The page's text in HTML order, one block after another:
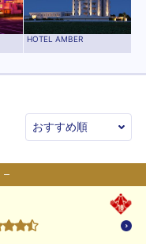
HOTEL AMBER